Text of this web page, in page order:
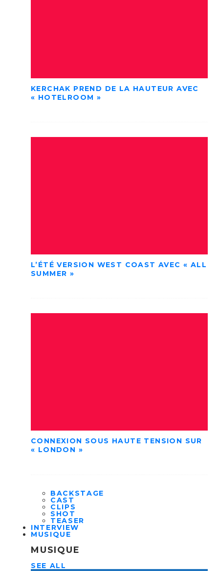
KERCHAK PREND DE LA HAUTEUR AVEC
« HOTELROOM »
L’ÉTÉ VERSION WEST COAST AVEC « ALL
SUMMER »
CONNEXION SOUS HAUTE TENSION SUR
« LONDON »
BACKSTAGE
CAST
CLIPS
SHOT
TEASER
INTERVIEW
MUSIQUE
MUSIQUE
SEE ALL